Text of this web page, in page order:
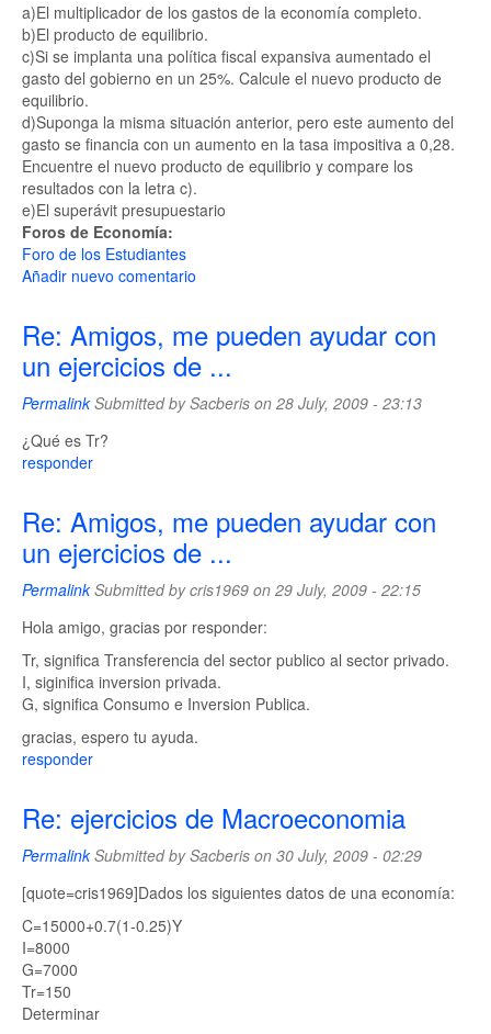
a)El multiplicador de los gastos de la economía completo.
b)El producto de equilibrio.
c)Si se implanta una política fiscal expansiva aumentado el
gasto del gobierno en un 25%. Calcule el nuevo producto de
equilibrio.
d)Suponga la misma situación anterior, pero este aumento del
gasto se financia con un aumento en la tasa impositiva a 0,28.
Encuentre el nuevo producto de equilibrio y compare los
resultados con la letra c).
e)El superávit presupuestario
Foros de Economía:
Foro de los Estudiantes
Añadir nuevo comentario
Re: Amigos, me pueden ayudar con
un ejercicios de ...
PermalinkSubmitted bySacberis on 28 July, 2009 - 23:13
¿Qué es Tr?
responder
Re: Amigos, me pueden ayudar con
un ejercicios de ...
PermalinkSubmitted bycris1969 on 29 July, 2009 - 22:15
Hola amigo, gracias por responder:
Tr, significa Transferencia del sector publico al sector privado.
I, siginifica inversion privada.
G, significa Consumo e Inversion Publica.
gracias, espero tu ayuda.
responder
Re: ejercicios de Macroeconomia
PermalinkSubmitted bySacberis on 30 July, 2009 - 02:29
[quote=cris1969]Dados los siguientes datos de una economía:
C=15000+0.7(1-0.25)Y
I=8000
G=7000
Tr=150
Determinar